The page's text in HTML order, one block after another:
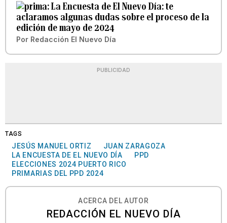
La Encuesta de El Nuevo Día: te
aclaramos algunas dudas sobre el proceso de la
edición de mayo de 2024
Por Redacción El Nuevo Día
PUBLICIDAD
TAGS
JESÚS MANUEL ORTIZ
JUAN ZARAGOZA
LA ENCUESTA DE EL NUEVO DÍA
PPD
ELECCIONES 2024 PUERTO RICO
PRIMARIAS DEL PPD 2024
ACERCA DEL AUTOR
REDACCIÓN EL NUEVO DÍA